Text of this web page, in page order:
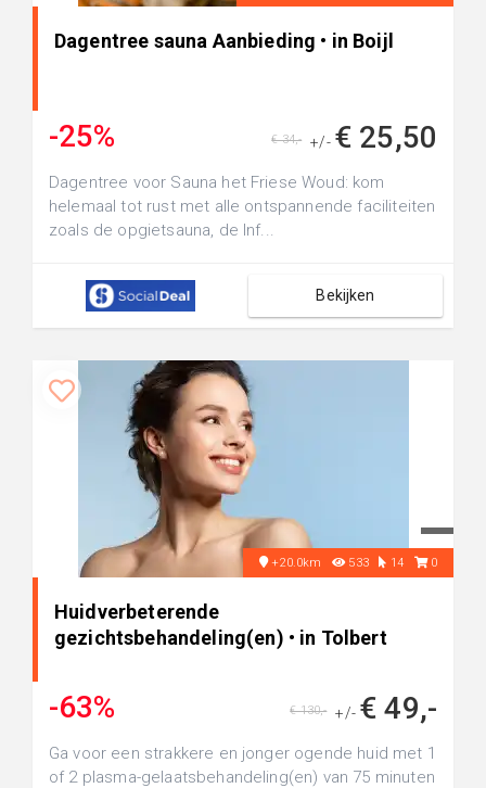
Dagentree sauna Aanbieding • in Boijl
-25% +/- € 25,50
€ 34,-
Dagentree voor Sauna het Friese Woud: kom
helemaal tot rust met alle ontspannende faciliteiten
zoals de opgietsauna, de Inf...
Bekijken
+20.0km 533 14 0
Huidverbeterende
gezichtsbehandeling(en) • in Tolbert
-63% +/- € 49,-
€ 130,-
Ga voor een strakkere en jonger ogende huid met 1
of 2 plasma-gelaatsbehandeling(en) van 75 minuten